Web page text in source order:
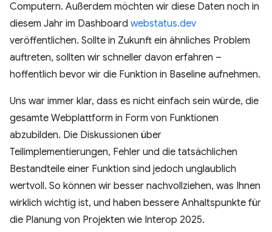
Computern. Außerdem möchten wir diese Daten noch in
diesem Jahr im Dashboard webstatus.dev
veröffentlichen. Sollte in Zukunft ein ähnliches Problem
auftreten, sollten wir schneller davon erfahren –
hoffentlich bevor wir die Funktion in Baseline aufnehmen.
Uns war immer klar, dass es nicht einfach sein würde, die
gesamte Webplattform in Form von Funktionen
abzubilden. Die Diskussionen über
Teilimplementierungen, Fehler und die tatsächlichen
Bestandteile einer Funktion sind jedoch unglaublich
wertvoll. So können wir besser nachvollziehen, was Ihnen
wirklich wichtig ist, und haben bessere Anhaltspunkte für
die Planung von Projekten wie Interop 2025.